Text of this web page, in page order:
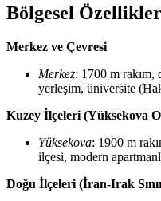
Bölgesel
Merkez ve Çevresi
Merkez: 1700 m rakım,
yerleşim, üniversite
Kuzey İlçeleri (Yüksekova
Yüksekova: 1900 m
ilçesi, modern
Doğu İlçeleri (İran-Irak